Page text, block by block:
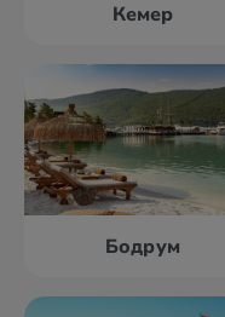
Кемер
Бодрум